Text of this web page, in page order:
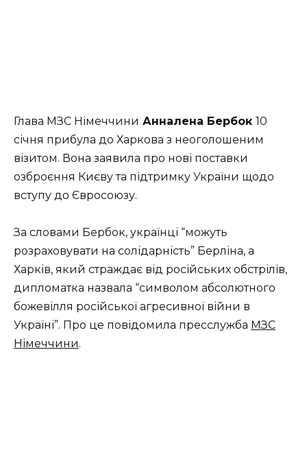
Глава МЗС Німеччини Анналена Бербок 10
січня прибула до Харкова з неоголошеним
візитом. Вона заявила про нові поставки
озброєння Києву та підтримку України щодо
вступу до Євросоюзу.
За словами Бербок, українці “можуть
розраховувати на солідарність” Берліна, а
Харків, який страждає від російських обстрілів,
дипломатка назвала “символом абсолютного
божевілля російської агресивної війни в
Україні”. Про це повідомила пресслужба МЗС
Німеччини.